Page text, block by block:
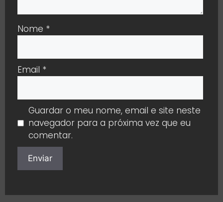
Nome *
Email *
Guardar o meu nome, email e site neste
navegador para a próxima vez que eu
comentar.